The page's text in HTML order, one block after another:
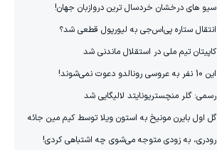
سیو های درخشان خردسال ترین دروازبان جهان!
انتقال ستاره پی‌اس‌جی به لیورپول قطعی شد؟
کاپیتان تیم ملی در استقلال ماندنی شد
این 10 نفر به عروسی رونالدو دعوت نمی‌شوند!
رسمی: گلر منچستریونایتد لالیگایی شد
گل اول بایرن مونیخ به استون ویلا توسط کیم مین جائه
رودری، به زودی متوجه می‌شوی چه اشتباهی کردی!